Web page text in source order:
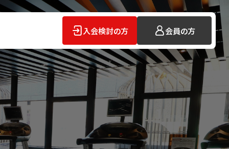
入会検討の方 会員の方